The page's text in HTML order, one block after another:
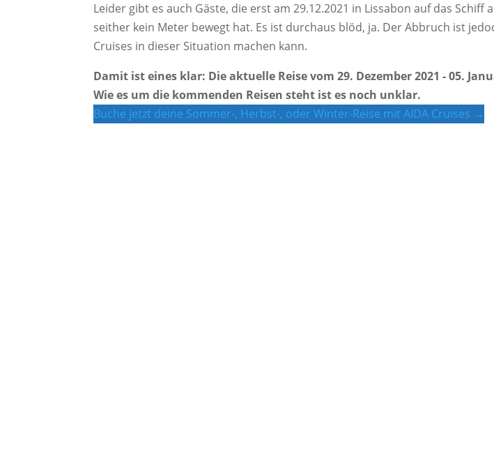
Leider gibt es auch Gäste, die erst am 29.12.2021 in Lissabon auf das Schiff
seither kein Meter bewegt hat. Es ist durchaus blöd, ja. Der Abbruch ist
Cruises in dieser Situation machen kann.
Damit ist eines klar: Die aktuelle Reise vom 29. Dezember 2021 - 05.
Wie es um die kommenden Reisen steht ist es noch unklar.
Buche jetzt deine Sommer-, Herbst-, oder Winter-Reise mit AIDA Cruises →